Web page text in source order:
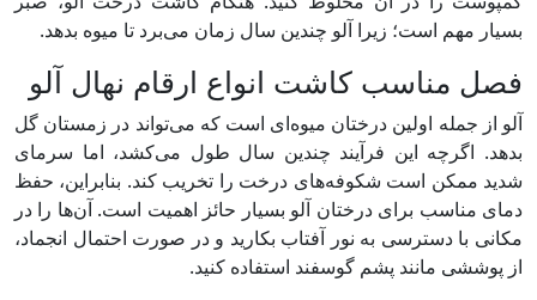
بسیار مهم است؛ زیرا آلو چندین سال زمان می‌برد تا میوه بدهد.
فصل مناسب کاشت انواع ارقام نهال آلو
آلو از جمله اولین درختان میوه‌ای است که می‌تواند در زمستان گل
بدهد. اگرچه این فرآیند چندین سال طول می‌کشد، اما سرمای
شدید ممکن است شکوفه‌های درخت را تخریب کند. بنابراین، حفظ
دمای مناسب برای درختان آلو بسیار حائز اهمیت است. آن‌ها را در
مکانی با دسترسی به نور آفتاب بکارید و در صورت احتمال انجماد،
از پوششی مانند پشم گوسفند استفاده کنید.